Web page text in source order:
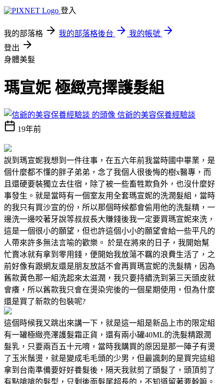
登入
我的部落格 我的部落格後台
我的帳號
登出
身體美髮
瑪宣妮 極緻亮擇護髮組
信爺的美容保養經驗談
19年前
說到瑪宣妮我想到一件往事，在五六年前我當時國中畢業，是
個什麼都不懂的胖子弟弟，念了我個人很後悔的樹x醫專，而
且還硬要裝獨立去住宿，除了被一些畜牲欺負外，也沒什麼好
事發生。就是當時有一個室友用全套瑪宣妮的洗潤髮組，當時
的我只有買沙宣的份，所以那個時候都會偷用他的洗髮精，一
邊洗一邊咬著牙說等叔叔長大賺錢後我一定要買瑪宣妮來洗，
這是一個很小的願望，但也許這個小小的願望會給一些平凡的
人帶來許多無法言喻的歡樂。 於是在將來的日子，我開始幫
忙賣冰就有拿到零用錢，便開始我放蕩不羈的浪費生活了，之
前好像有跟網友還是朋友放話不會再買瑪宣妮的洗髮精，因為
舊款黃色那一組洗起來太滋潤，我只要持續洗到第三天頭皮就
會癢，所以舊款我只會在燙染完後的一個星期使用，但為什麼
還是買了新款的包裝呢?
這個時候我又跳出來講一下，就是這一組是新品上市的限定組
有一罐極緻亮澤護髮霜正貨，還有兩小罐40ML的洗髮精跟潤
髮乳，只要兩百五十元唷，當時我購買的原因是那一陣子有燙
了玉米鬚燙，就是變成毛毛頭的少男，但最諷刺的是買完這組
拿到台南準備要好好養髮後，隔天我就剪了頭髮了，頭頂剪了
有點嗆嗆的髮型，只剩後面髮尾超長的，不知道留著要幹嘛。